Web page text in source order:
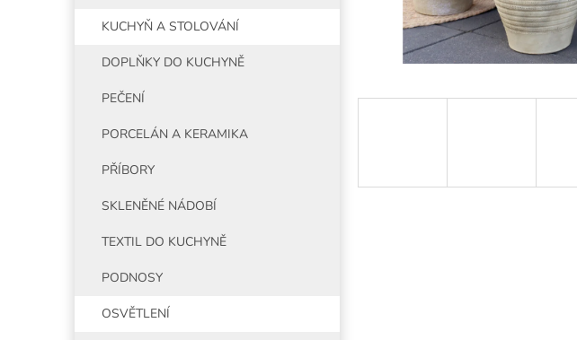
KUCHYŇ A STOLOVÁNÍ
DOPLŇKY DO KUCHYNĚ
PEČENÍ
PORCELÁN A KERAMIKA
PŘÍBORY
SKLENĚNÉ NÁDOBÍ
TEXTIL DO KUCHYNĚ
PODNOSY
OSVĚTLENÍ